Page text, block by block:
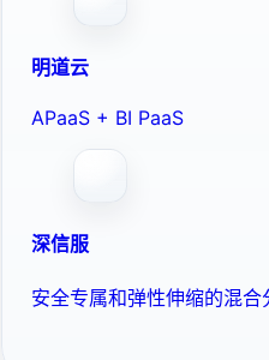
明道云
APaaS + BI PaaS
深信服
安全专属和弹性伸缩的混合